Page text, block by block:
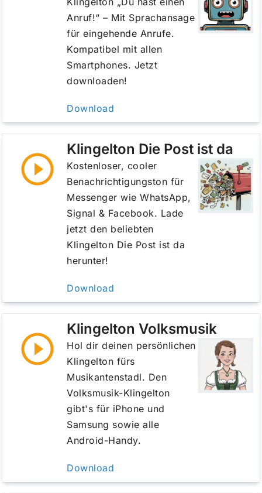
Anruf!“ – Mit Sprachansage
für eingehende Anrufe.
Kompatibel mit allen
Smartphones. Jetzt
downloaden!
Download
Klingelton Die Post ist da
Kostenloser, cooler
Benachrichtigungston für
Messenger wie WhatsApp,
Signal & Facebook. Lade
jetzt den beliebten
Klingelton Die Post ist da
herunter!
Download
Klingelton Volksmusik
Hol dir deinen persönlichen
Klingelton fürs
Musikantenstadl. Den
Volksmusik-Klingelton
gibt's für iPhone und
Samsung sowie alle
Android-Handy.
Download